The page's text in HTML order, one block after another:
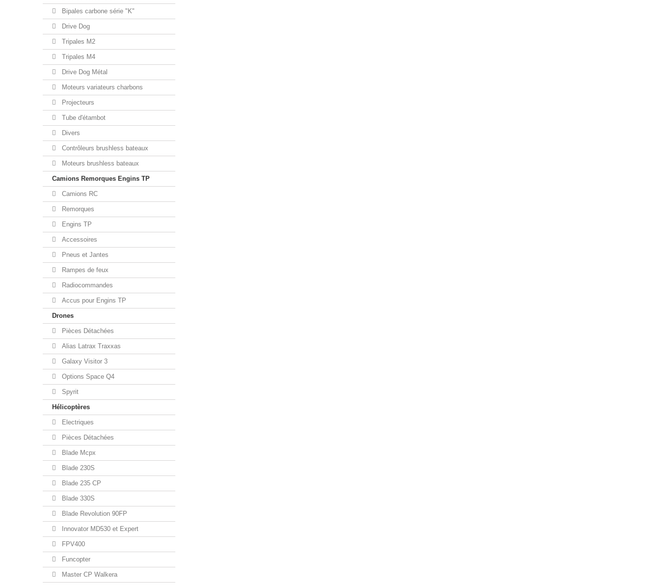
Bipales carbone série "K"
Drive Dog
Tripales M2
Tripales M4
Drive Dog Métal
Moteurs variateurs charbons
Projecteurs
Tube d'étambot
Divers
Contrôleurs brushless bateaux
Moteurs brushless bateaux
Camions Remorques Engins TP
Camions RC
Remorques
Engins TP
Accessoires
Pneus et Jantes
Rampes de feux
Radiocommandes
Accus pour Engins TP
Drones
Pièces Détachées
Alias Latrax Traxxas
Galaxy Visitor 3
Options Space Q4
Spyrit
Hélicoptères
Electriques
Pièces Détachées
Blade Mcpx
Blade 230S
Blade 235 CP
Blade 330S
Blade Revolution 90FP
Innovator MD530 et Expert
FPV400
Funcopter
Master CP Walkera